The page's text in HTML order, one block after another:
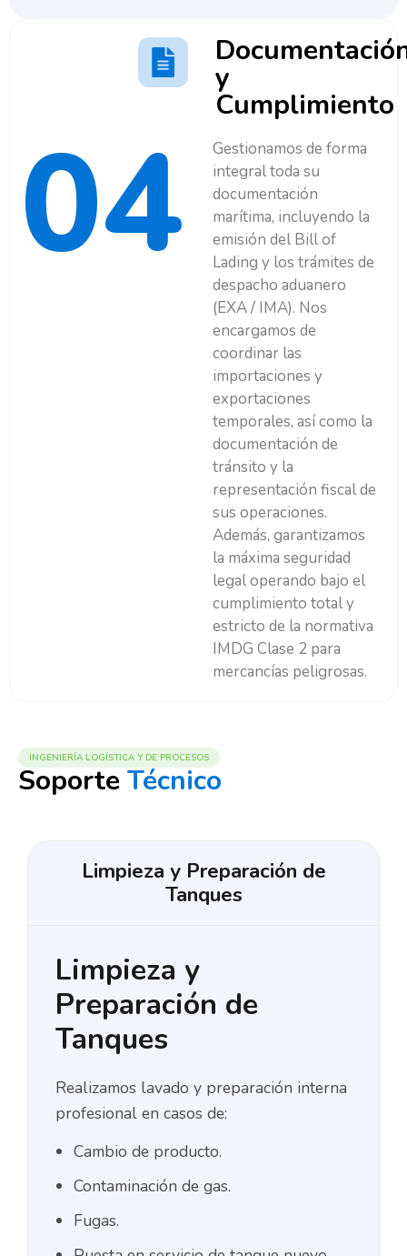
y
Cumplimiento
Gestionamos de forma
integral toda su
documentación
marítima, incluyendo la
emisión del Bill of
Lading y los trámites de
despacho aduanero
(EXA / IMA). Nos
encargamos de
coordinar las
importaciones y
exportaciones
temporales, así como la
documentación de
tránsito y la
representación fiscal de
sus operaciones.
Además, garantizamos
la máxima seguridad
legal operando bajo el
cumplimiento total y
estricto de la normativa
IMDG Clase 2 para
mercancías peligrosas.
04
INGENIERÍA LOGÍSTICA Y DE PROCESOS
SoporteTécnico
Limpieza y Preparación de
Tanques
Limpieza y
Preparación de
Tanques
Realizamos lavado y preparación interna
profesional en casos de:
Cambio de producto.
Contaminación de gas.
Fugas.